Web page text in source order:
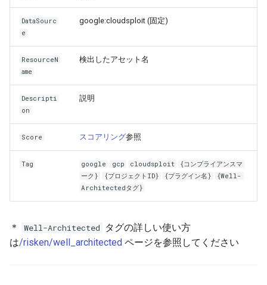
MCP Server
User Reservation
Report
Well-Architected
AI API
OSINT API
Organization API
DataSourc
e
google:cloudsploit (固定)
ResourceN
ame
検出したアセット名
Descripti
on
説明
Score スコアリング参照
Tag google gcp cloudsploit
{コンプライアンスマ
ーク}
{プロジェクトID} {プラグイン名}
{Well-
Architectedタグ}
＊ Well-Architected
タグの詳しい使い方
は/risken/well_architected ページを参照してください